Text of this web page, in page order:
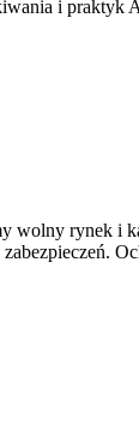
i
wolny rynek